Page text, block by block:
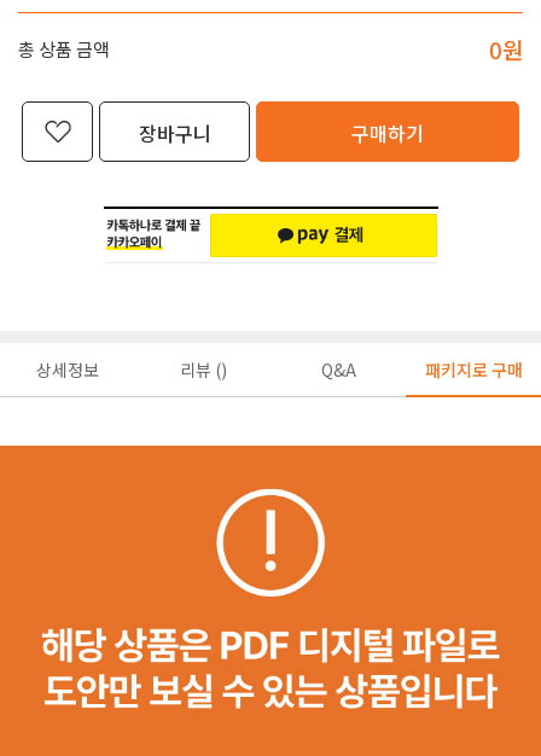
총 상품 금액 0원
장바구니 구매하기
상세정보 리뷰 () Q&A 패키지로 구매